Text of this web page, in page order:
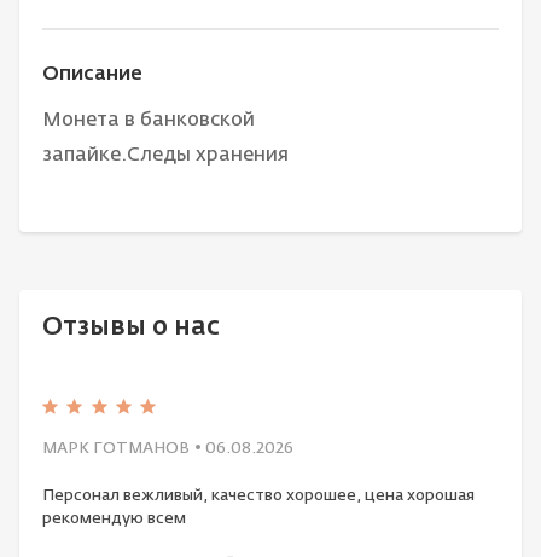
Описание
Монета в банковской
запайке.Следы хранения
Отзывы о нас
МАРК ГОТМАНОВ • 06.08.2026
Персонал вежливый, качество хорошее, цена хорошая
рекомендую всем